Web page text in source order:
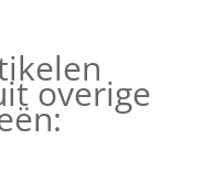
overige